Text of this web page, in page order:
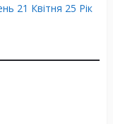
21 Квітня 25 Рік